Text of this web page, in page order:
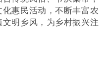
惠民活动，不断丰富农
明乡风，为乡村振兴注